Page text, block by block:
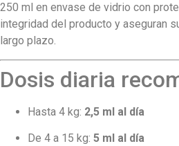
250 ml en envase de vidrio con
integridad del producto y aseguran
largo plazo.
Dosis diaria
Hasta 4 kg: 2,5 ml al día
De 4 a 15 kg: 5 ml al día